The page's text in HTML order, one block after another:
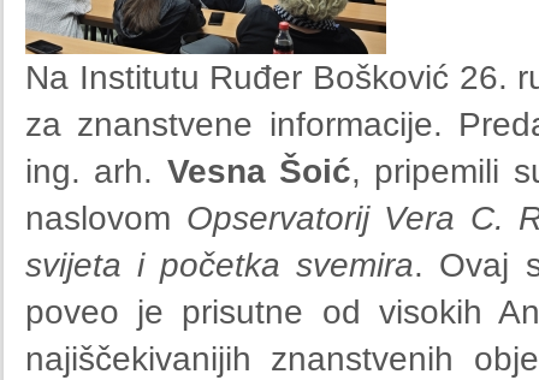
Na Institutu Ruđer Bošković 26.
za znanstvene informacije.
ing. arh. Vesna Šoić, pripemili
naslovom Opservatorij Vera C.
svijeta i početka svemira. Ovaj
poveo je prisutne od visokih
najiščekivanijih znanstvenih